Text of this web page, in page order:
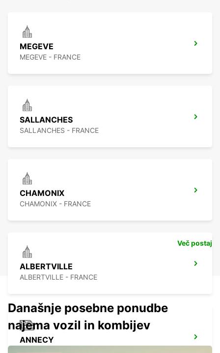
MEGEVE
MEGEVE - FRANCE
SALLANCHES
SALLANCHES - FRANCE
CHAMONIX
CHAMONIX - FRANCE
ALBERTVILLE
ALBERTVILLE - FRANCE
ANNECY
Več postaj
Današnje posebne ponudbe
najema vozil in kombijev